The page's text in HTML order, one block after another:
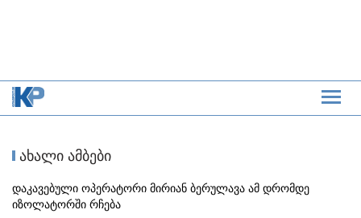
ახალი ამბები
დაკავებული ოპერატორი მირიან ბერულავა ამ დრომდე
იზოლატორში რჩება